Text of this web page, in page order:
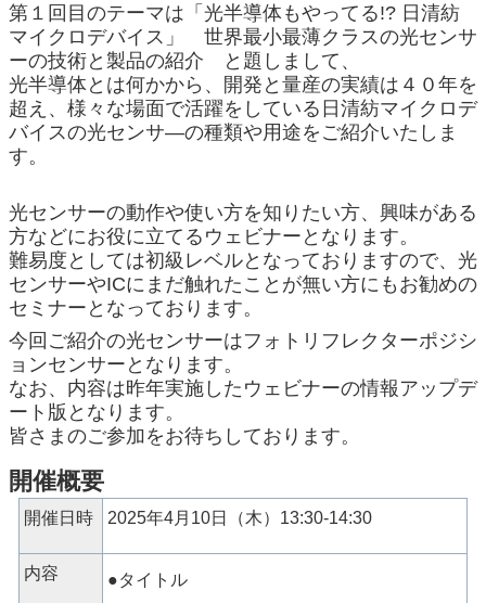
第１回目のテーマは「光半導体もやってる!? 日清紡
マイクロデバイス」 世界最小最薄クラスの光センサ
ーの技術と製品の紹介 と題しまして、
光半導体とは何かから、開発と量産の実績は４０年を
超え、様々な場面で活躍をしている日清紡マイクロデ
バイスの光センサ―の種類や用途をご紹介いたしま
す。
光センサーの動作や使い方を知りたい方、興味がある
方などにお役に立てるウェビナーとなります。
難易度としては初級レベルとなっておりますので、光
センサーやICにまだ触れたことが無い方にもお勧めの
セミナーとなっております。
今回ご紹介の光センサーはフォトリフレクターポジシ
ョンセンサーとなります。
なお、内容は昨年実施したウェビナーの情報アップデ
ート版となります。
皆さまのご参加をお待ちしております。
開催概要
開催日時 2025年4月10日（木）13:30-14:30
内容
●タイトル